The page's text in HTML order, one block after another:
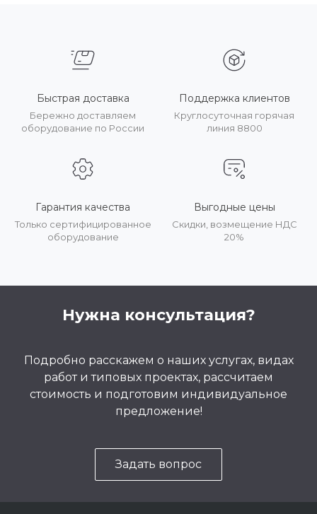
Быстрая доставка
Бережно доставляем
оборудование по России
Поддержка клиентов
Круглосуточная горячая
линия 8800
Гарантия качества
Только сертифицированное
оборудование
Выгодные цены
Скидки, возмещение НДС
20%
Нужна консультация?
Подробно расскажем о наших услугах, видах
работ и типовых проектах, рассчитаем
стоимость и подготовим индивидуальное
предложение!
Задать вопрос